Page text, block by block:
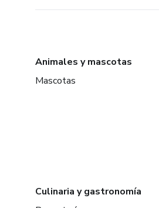
Animales y mascotas
Mascotas
Culinaria y gastronomía